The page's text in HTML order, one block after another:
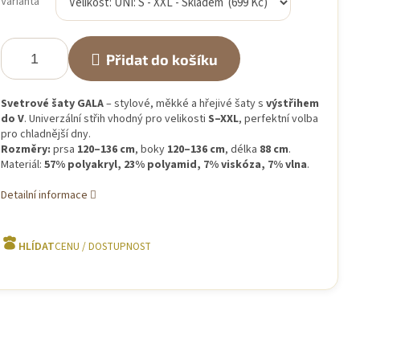
Přidat do košíku
Svetrové šaty GALA– stylové, měkké a hřejivé šaty s výstřihem
do V. Univerzální střih vhodný pro velikosti S–XXL, perfektní volba
pro chladnější dny.
Rozměry: prsa 120–136 cm, boky 120–136 cm, délka 88 cm.
Materiál: 57% polyakryl, 23% polyamid, 7% viskóza, 7% vlna.
Detailní informace
HLÍDAT